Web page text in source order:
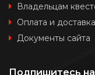
Владельцам
Оплата и доставка
Документы сайта
Подпишитесь на